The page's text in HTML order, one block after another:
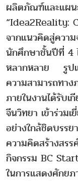
ผลิตภัณฑ์และแผน
“Idea2Reality:
จากแนวคิดสู่ความ
นักศึกษาชั้นปีที่ 4
หลากหลาย รูปแ
ความสามารถทา
ภายในงานได้รับเ
จีนวิทยา เข้าร่วม
อย่างใกล้ชิดบรร
ความคิดสร้างสรร
กิจกรรม BC
ในการแสดงศักย